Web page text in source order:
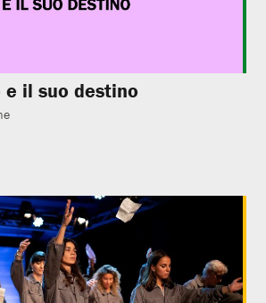
il suo destino